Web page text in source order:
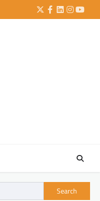
Twitter
Facebook
LinkedIn
Search